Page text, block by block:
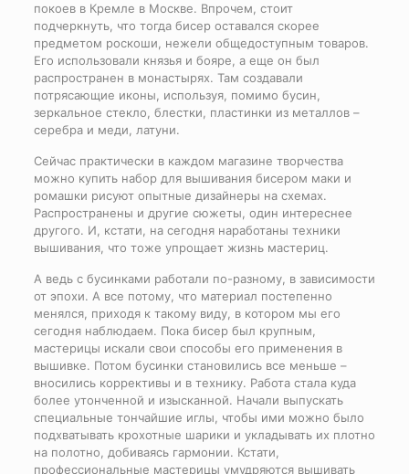
покоев в Кремле в Москве. Впрочем, стоит
подчеркнуть, что тогда бисер оставался скорее
предметом роскоши, нежели общедоступным товаров.
Его использовали князья и бояре, а еще он был
распространен в монастырях. Там создавали
потрясающие иконы, используя, помимо бусин,
зеркальное стекло, блестки, пластинки из металлов –
серебра и меди, латуни.
Сейчас практически в каждом магазине творчества
можно купить набор для вышивания бисером маки и
ромашки рисуют опытные дизайнеры на схемах.
Распространены и другие сюжеты, один интереснее
другого. И, кстати, на сегодня наработаны техники
вышивания, что тоже упрощает жизнь мастериц.
А ведь с бусинками работали по-разному, в зависимости
от эпохи. А все потому, что материал постепенно
менялся, приходя к такому виду, в котором мы его
сегодня наблюдаем. Пока бисер был крупным,
мастерицы искали свои способы его применения в
вышивке. Потом бусинки становились все меньше –
вносились коррективы и в технику. Работа стала куда
более утонченной и изысканной. Начали выпускать
специальные тончайшие иглы, чтобы ими можно было
подхватывать крохотные шарики и укладывать их плотно
на полотно, добиваясь гармонии. Кстати,
профессиональные мастерицы умудряются вышивать